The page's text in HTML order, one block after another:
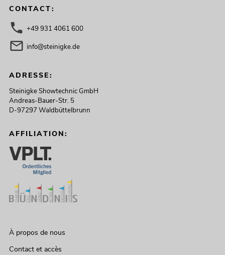
CONTACT:
+49 931 4061 600
info@steinigke.de
ADRESSE:
Steinigke Showtechnic GmbH
Andreas-Bauer-Str. 5
D-97297 Waldbüttelbrunn
AFFILIATION:
À propos de nous
Contact et accès